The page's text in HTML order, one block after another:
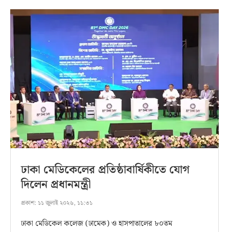
ঢাকা মেডিকেলের প্রতিষ্ঠাবার্ষিকীতে যোগ
দিলেন প্রধানমন্ত্রী
প্রকাশ: ১১ জুলাই ২০২৬, ১১:৩১
ঢাকা মেডিকেল কলেজ (ঢামেক) ও হাসপাতালের ৮০তম